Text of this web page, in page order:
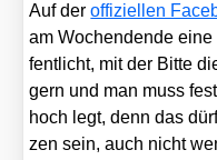
Auf deroffi­zi­el­len
am Wochen­den­de
fent­licht, mit der Bit­te
gern und man muss
hoch legt, denn das
zen sein, auch nicht